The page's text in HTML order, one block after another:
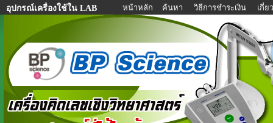
อุปกรณ์เครื่องใช้ใน LAB หน้าหลัก ค้นหา วิธีการชำระเงิน เกี่ย